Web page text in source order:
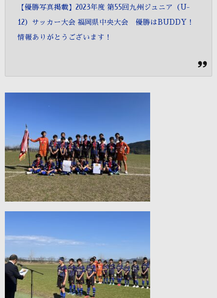
【優勝写真掲載】2023年度 第55回九州ジュニア（U-
12）サッカー大会 福岡県中央大会 優勝はBUDDY！
情報ありがとうございます！